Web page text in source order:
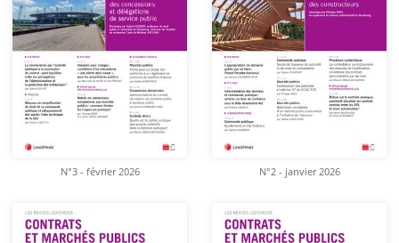
N°3 - février 2026 N°2 - janvier 2026